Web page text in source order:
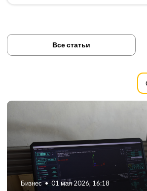
Все статьи
Бизнес • 06 августа 2024, 11:21